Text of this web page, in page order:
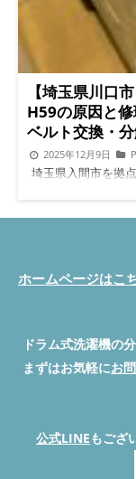
【埼玉県川口
H59の原因と
ベルト交換・
2025年12月9日
埼玉県入間市を拠
り、回転できなく
ングを行い、エラ
転異常 → 部品交換
→ 脱水カバー交換
エラーコード「
前より運転音が重
が疑われたため、
ホームページはこ
ドラム式洗濯機の
まずはお気軽にお
公式LINEもござ